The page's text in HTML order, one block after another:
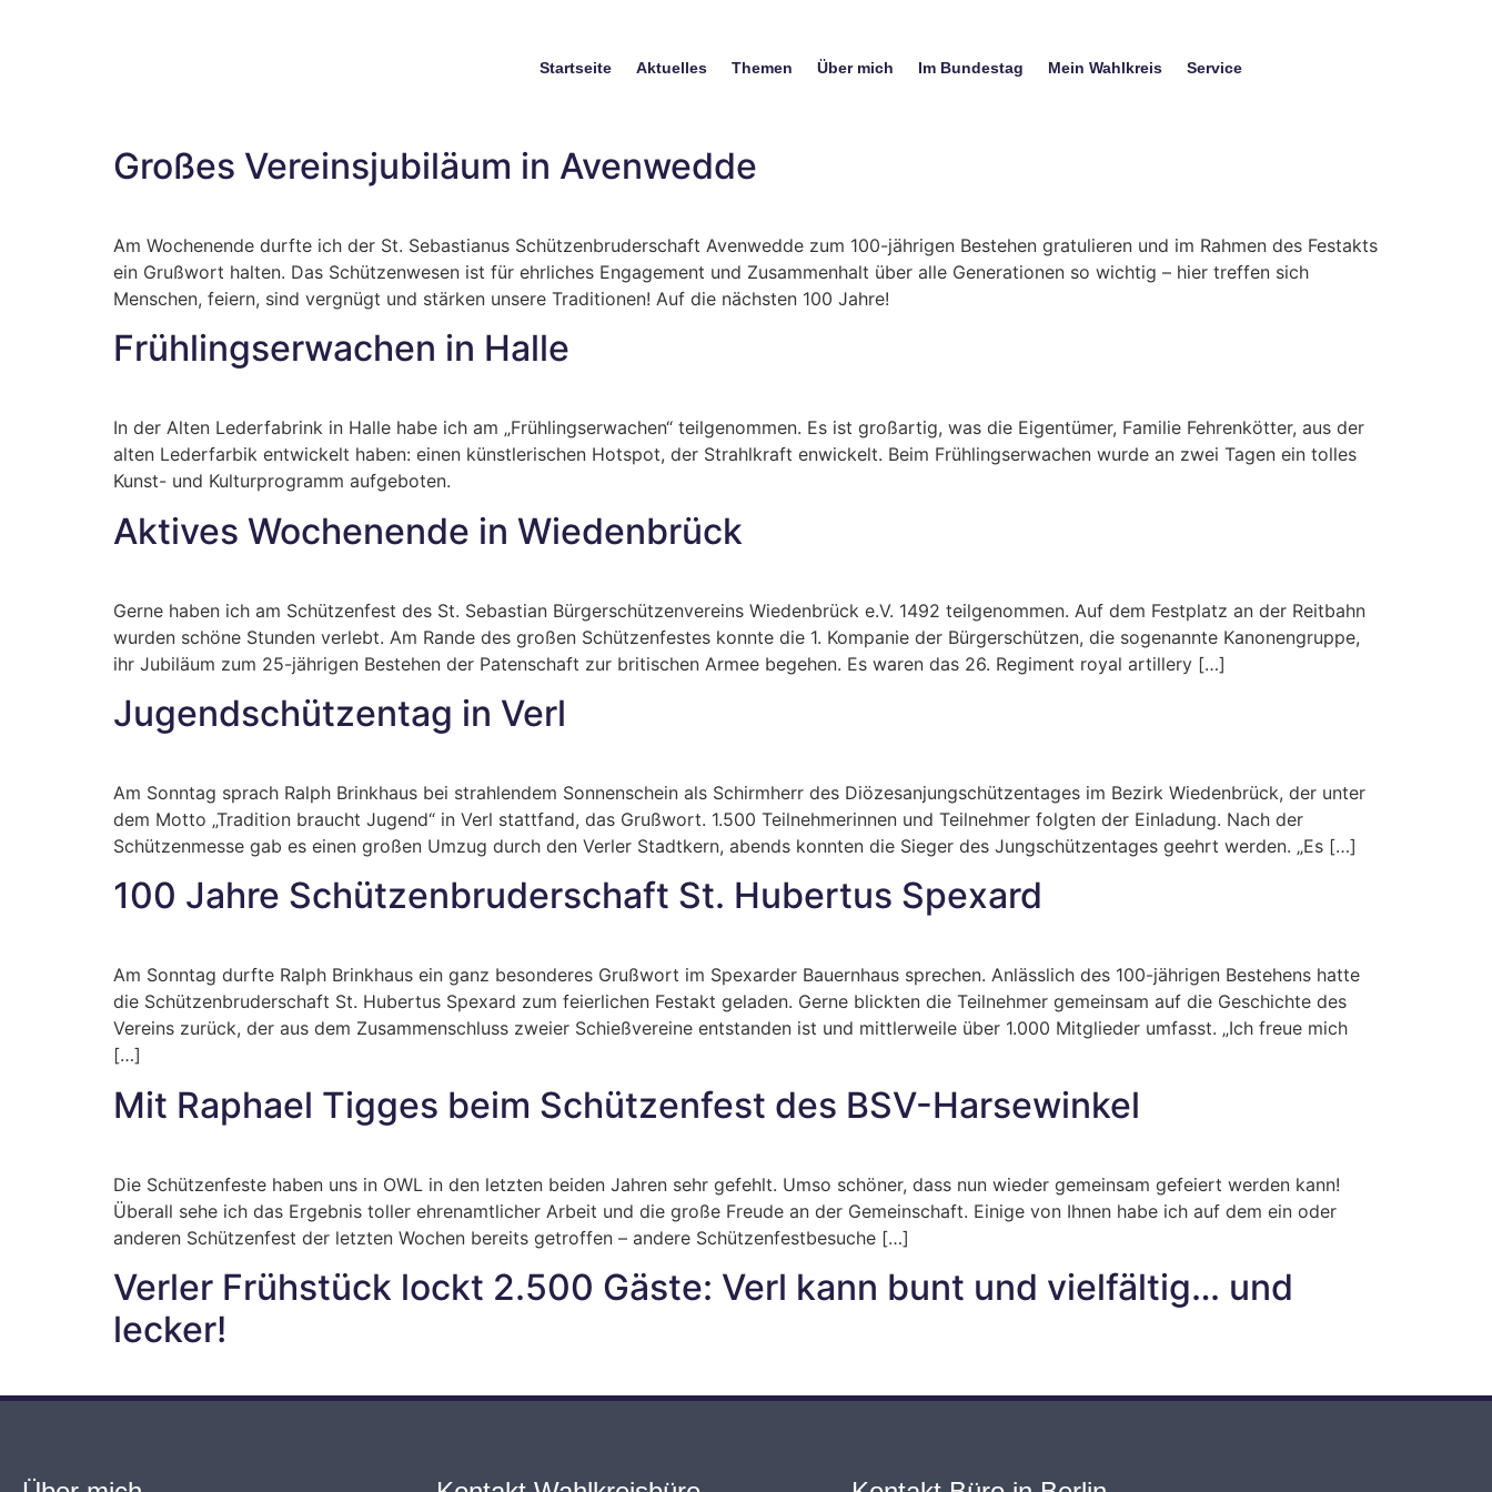
Startseite Aktuelles Themen Über mich Im Bundestag Mein Wahlkreis Service
Großes Vereinsjubiläum in Avenwedde
Am Wochenende durfte ich der St. Sebastianus Schützenbruderschaft Avenwedde zum 100-jährigen Bestehen gratulieren und im Rahmen des Festakts
ein Grußwort halten. Das Schützenwesen ist für ehrliches Engagement und Zusammenhalt über alle Generationen so wichtig – hier treffen sich
Menschen, feiern, sind vergnügt und stärken unsere Traditionen! Auf die nächsten 100 Jahre!
Frühlingserwachen in Halle
In der Alten Lederfabrink in Halle habe ich am „Frühlingserwachen“ teilgenommen. Es ist großartig, was die Eigentümer, Familie Fehrenkötter, aus der
alten Lederfarbik entwickelt haben: einen künstlerischen Hotspot, der Strahlkraft enwickelt. Beim Frühlingserwachen wurde an zwei Tagen ein tolles
Kunst- und Kulturprogramm aufgeboten.
Aktives Wochenende in Wiedenbrück
Gerne haben ich am Schützenfest des St. Sebastian Bürgerschützenvereins Wiedenbrück e.V. 1492 teilgenommen. Auf dem Festplatz an der Reitbahn
wurden schöne Stunden verlebt. Am Rande des großen Schützenfestes konnte die 1. Kompanie der Bürgerschützen, die sogenannte Kanonengruppe,
ihr Jubiläum zum 25-jährigen Bestehen der Patenschaft zur britischen Armee begehen. Es waren das 26. Regiment royal artillery […]
Jugendschützentag in Verl
Am Sonntag sprach Ralph Brinkhaus bei strahlendem Sonnenschein als Schirmherr des Diözesanjungschützentages im Bezirk Wiedenbrück, der unter
dem Motto „Tradition braucht Jugend“ in Verl stattfand, das Grußwort. 1.500 Teilnehmerinnen und Teilnehmer folgten der Einladung. Nach der
Schützenmesse gab es einen großen Umzug durch den Verler Stadtkern, abends konnten die Sieger des Jungschützentages geehrt werden. „Es […]
100 Jahre Schützenbruderschaft St. Hubertus Spexard
Am Sonntag durfte Ralph Brinkhaus ein ganz besonderes Grußwort im Spexarder Bauernhaus sprechen. Anlässlich des 100-jährigen Bestehens hatte
die Schützenbruderschaft St. Hubertus Spexard zum feierlichen Festakt geladen. Gerne blickten die Teilnehmer gemeinsam auf die Geschichte des
Vereins zurück, der aus dem Zusammenschluss zweier Schießvereine entstanden ist und mittlerweile über 1.000 Mitglieder umfasst. „Ich freue mich
[…]
Mit Raphael Tigges beim Schützenfest des BSV-Harsewinkel
Die Schützenfeste haben uns in OWL in den letzten beiden Jahren sehr gefehlt. Umso schöner, dass nun wieder gemeinsam gefeiert werden kann!
Überall sehe ich das Ergebnis toller ehrenamtlicher Arbeit und die große Freude an der Gemeinschaft. Einige von Ihnen habe ich auf dem ein oder
anderen Schützenfest der letzten Wochen bereits getroffen – andere Schützenfestbesuche […]
Verler Frühstück lockt 2.500 Gäste: Verl kann bunt und vielfältig… und
lecker!